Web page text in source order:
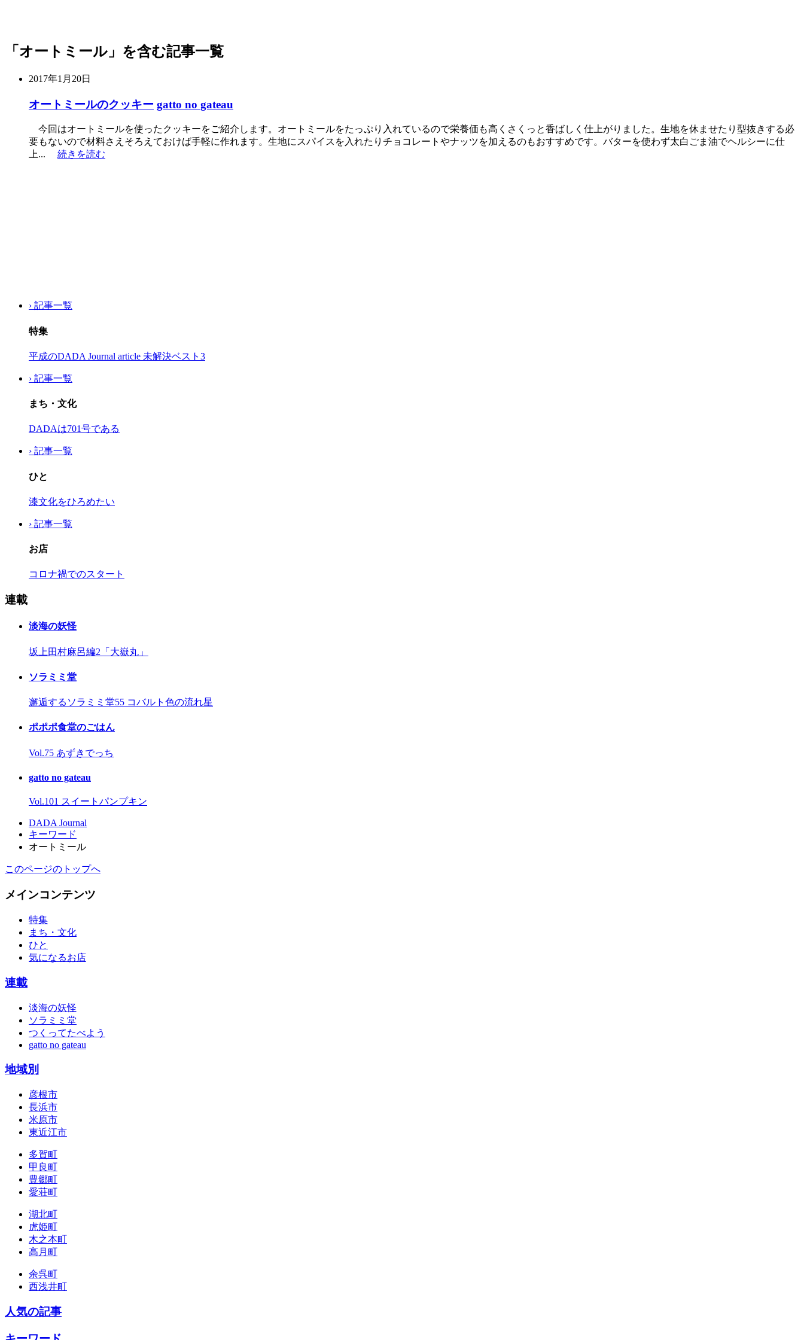
「オートミール」を含む記事一覧
2017年1月20日
オートミールのクッキー gatto no gateau
今回はオートミールを使ったクッキーをご紹介します。オートミールをたっぷり入れているので栄養価も高くさくっと香ばしく仕上がりました。生地を休ませたり型抜きする必
要もないので材料さえそろえておけば手軽に作れます。生地にスパイスを入れたりチョコレートやナッツを加えるのもおすすめです。バターを使わず太白ごま油でヘルシーに仕
上... 続きを読む
› 記事一覧
特集
平成のDADA Journal article 未解決ベスト3
› 記事一覧
まち・文化
DADAは701号である
› 記事一覧
ひと
漆文化をひろめたい
› 記事一覧
お店
コロナ禍でのスタート
連載
淡海の妖怪
坂上田村麻呂編2「大嶽丸」
ソラミミ堂
邂逅するソラミミ堂55 コバルト色の流れ星
ポポポ食堂のごはん
Vol.75 あずきでっち
gatto no gateau
Vol.101 スイートパンプキン
DADA Journal
キーワード
オートミール
このページのトップへ
メインコンテンツ
特集
まち・文化
ひと
気になるお店
連載
淡海の妖怪
ソラミミ堂
つくってたべよう
gatto no gateau
地域別
彦根市
長浜市
米原市
東近江市
多賀町
甲良町
豊郷町
愛荘町
湖北町
虎姫町
木之本町
高月町
余呉町
西浅井町
人気の記事